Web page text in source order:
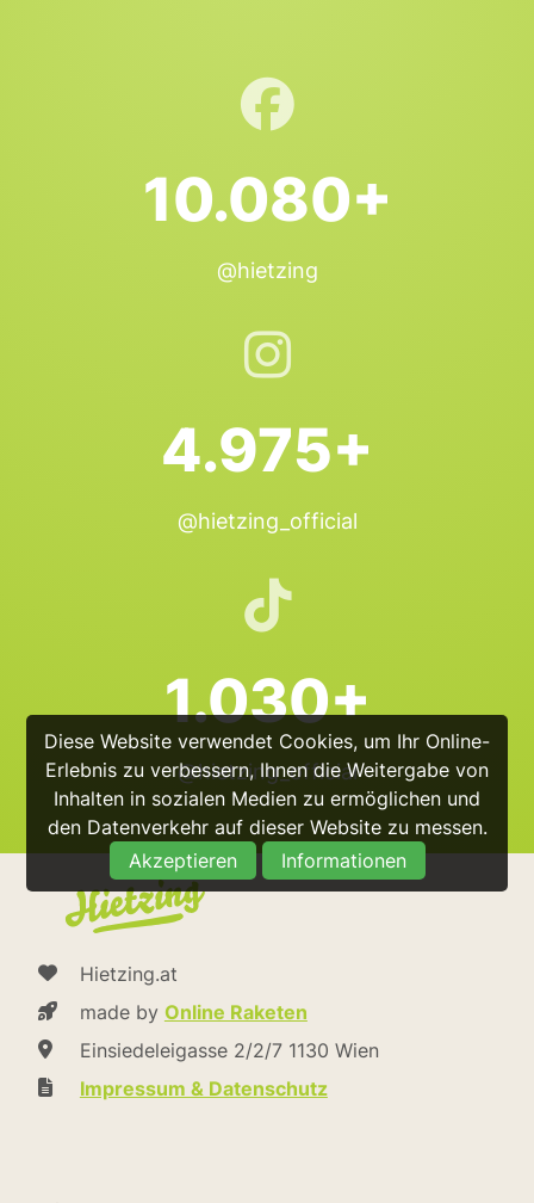
Diese Website verwendet Cookies, um Ihr Online-
Erlebnis zu verbessern, Ihnen die Weitergabe von
Inhalten in sozialen Medien zu ermöglichen und
den Datenverkehr auf dieser Website zu messen.
Akzeptieren
Informationen
10.080+
@hietzing
4.975+
@hietzing_official
1.030+
@hietzing_official
Hietzing.at
made by Online Raketen
Einsiedeleigasse 2/2/7 1130 Wien
Impressum & Datenschutz